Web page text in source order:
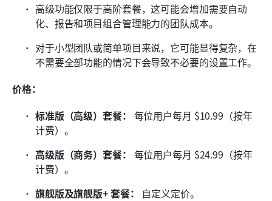
高级功能仅限于高阶套餐，这可能会增加需要自动
化、报告和项目组合管理能力的团队成本。
对于小型团队或简单项目来说，它可能显得复杂，在
不需要全部功能的情况下会导致不必要的设置工作。
价格：
标准版（高级）套餐： 每位用户每月 $10.99（按年
计费）。
高级版（商务）套餐： 每位用户每月 $24.99（按年
计费）。
旗舰版及旗舰版+ 套餐：
自定义定价。